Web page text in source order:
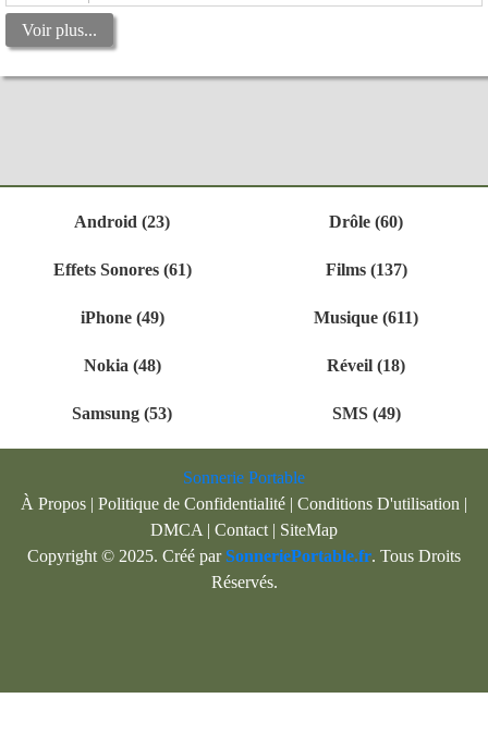
Voir plus...
Android (23) Drôle (60)
Effets Sonores (61) Films (137)
iPhone (49) Musique (611)
Nokia (48) Réveil (18)
Samsung (53) SMS (49)
Sonnerie Portable
À Propos | Politique de Confidentialité | Conditions D'utilisation |
DMCA | Contact | SiteMap
Copyright © 2025. Créé parSonneriePortable.fr. Tous Droits
Réservés.